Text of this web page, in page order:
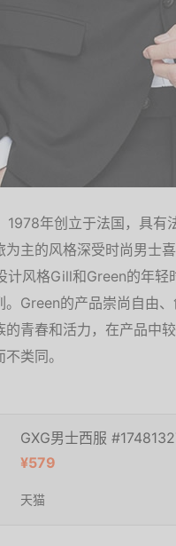
1978年创立于法国，具
主的风格深受时尚男士
计风格Gill和Green的年
Green的产品崇尚自由
青春和活力，在产品中
类同。
GXG男士西服
¥579
天猫